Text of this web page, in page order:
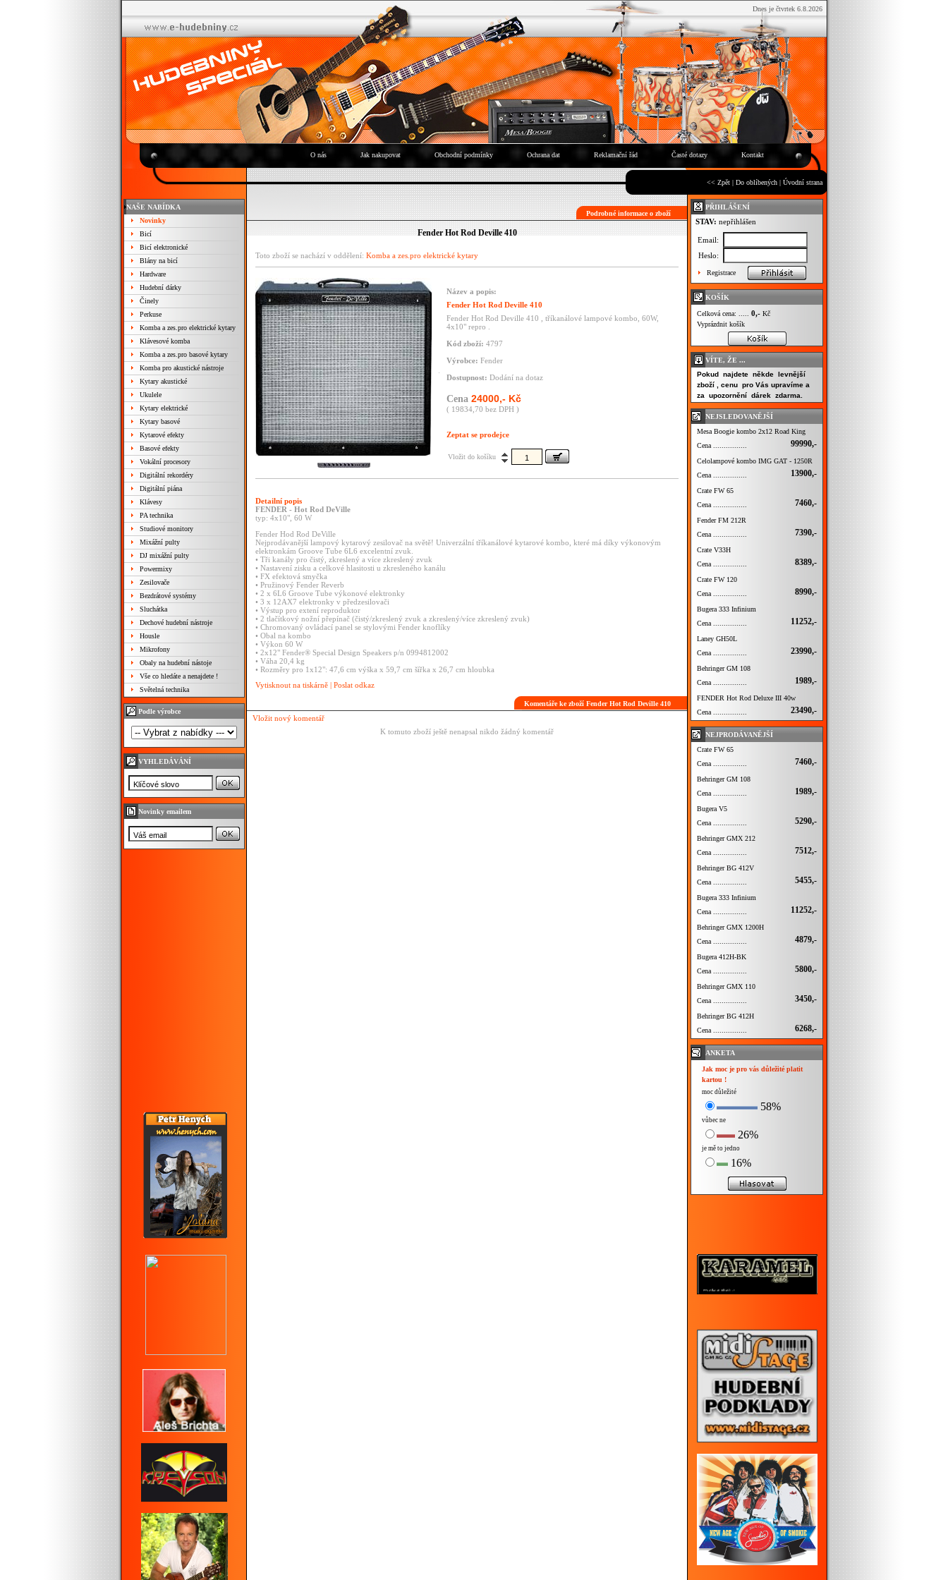
Dnes je čtvrtek 6.8.2026
O nás Jak nakupovat Obchodní podmínky Ochrana dat Reklamační řád Časté dotazy Kontakt
<< Zpět | Do oblíbených | Úvodní strana
NAŠE NABÍDKA
Novinky
Bicí
Bicí elektronické
Blány na bicí
Hardware
Hudební dárky
Činely
Perkuse
Komba a zes.pro elektrické kytary
Klávesové komba
Komba a zes.pro basové kytary
Komba pro akustické nástroje
Kytary akustické
Ukulele
Kytary elektrické
Kytary basové
Kytarové efekty
Basové efekty
Vokální procesory
Digitální rekordéry
Digitální piána
Klávesy
PA technika
Studiové monitory
Mixážní pulty
DJ mixážní pulty
Powermixy
Zesilovače
Bezdrátové systémy
Sluchátka
Dechové hudební nástroje
Housle
Mikrofony
Obaly na hudební nástoje
Vše co hledáte a nenajdete !
Světelná technika
Podle výrobce
VYHLEDÁVÁNÍ
Novinky emailem
Podrobné informace o zboží
Fender Hot Rod Deville 410
Toto zboží se nachází v oddělení: Komba a zes.pro elektrické kytary
Název a popis:
Fender Hot Rod Deville 410
Fender Hot Rod Deville 410 , tříkanálové lampové kombo, 60W,
4x10" repro .
Kód zboží: 4797
Výrobce: Fender
Dostupnost: Dodání na dotaz
Cena 24000,- Kč
( 19834,70 bez DPH )
Zeptat se prodejce
Vložit do košíku
Detailní popis
FENDER - Hot Rod DeVille
typ: 4x10", 60 W
Fender Hod Rod DeVille
Nejprodávanější lampový kytarový zesilovač na světě! Univerzální tříkanálové kytarové kombo, které má díky výkonovým
elektronkám Groove Tube 6L6 excelentní zvuk.
• Tři kanály pro čistý, zkreslený a více zkreslený zvuk
• Nastavení zisku a celkové hlasitosti u zkresleného kanálu
• FX efektová smyčka
• Pružinový Fender Reverb
• 2 x 6L6 Groove Tube výkonové elektronky
• 3 x 12AX7 elektronky v předzesilovači
• Výstup pro extení reproduktor
• 2 tlačítkový nožní přepínač (čistý/zkreslený zvuk a zkreslený/více zkreslený zvuk)
• Chromovaný ovládací panel se stylovými Fender knoflíky
• Obal na kombo
• Výkon 60 W
• 2x12" Fender® Special Design Speakers p/n 0994812002
• Váha 20,4 kg
• Rozměry pro 1x12": 47,6 cm výška x 59,7 cm šířka x 26,7 cm hloubka
Vytisknout na tiskárně | Poslat odkaz
Komentáře ke zboží Fender Hot Rod Deville 410
Vložit nový komentář
K tomuto zboží ještě nenapsal nikdo žádný komentář
PŘIHLÁŠENÍ
STAV: nepřihlášen
Email:
Heslo:
Registrace
KOŠÍK
Celková cena: ..... 0,- Kč
Vyprázdnit košík
VÍTE, ŽE ...
Pokud najdete někde levnější
zboží , cenu pro Vás upravíme a
za upozornění dárek zdarma.
NEJSLEDOVANĚJŠÍ
Mesa Boogie kombo 2x12 Road King
Cena ................
99990,-
Celolampové kombo IMG GAT - 1250R
Cena ................
13900,-
Crate FW 65
Cena ................
7460,-
Fender FM 212R
Cena ................
7390,-
Crate V33H
Cena ................
8389,-
Crate FW 120
Cena ................
8990,-
Bugera 333 Infinium
Cena ................
11252,-
Laney GH50L
Cena ................
23990,-
Behringer GM 108
Cena ................
1989,-
FENDER Hot Rod Deluxe III 40w
Cena ................
23490,-
NEJPRODÁVANĚJŠÍ
Crate FW 65
Cena ................
7460,-
Behringer GM 108
Cena ................
1989,-
Bugera V5
Cena ................
5290,-
Behringer GMX 212
Cena ................
7512,-
Behringer BG 412V
Cena ................
5455,-
Bugera 333 Infinium
Cena ................
11252,-
Behringer GMX 1200H
Cena ................
4879,-
Bugera 412H-BK
Cena ................
5800,-
Behringer GMX 110
Cena ................
3450,-
Behringer BG 412H
Cena ................
6268,-
ANKETA
Jak moc je pro vás důležité platit
kartou !
moc důležité
58%
vůbec ne
26%
je mě to jedno
16%